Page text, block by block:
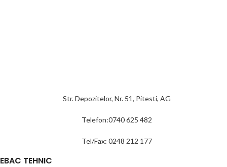
Str. Depozitelor, Nr. 51, Pitesti, AG
Telefon:0740 625 482
Tel/Fax: 0248 212 177
EBAC TEHNIC